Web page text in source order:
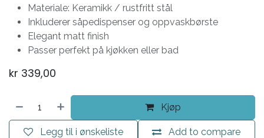
Materiale: Keramikk / rustfritt stål
Inkluderer såpedispenser og oppvaskbørste
Elegant matt finish
Passer perfekt på kjøkken eller bad
kr 339,00
Kjøp
Add to compare
Legg til i ønskeliste